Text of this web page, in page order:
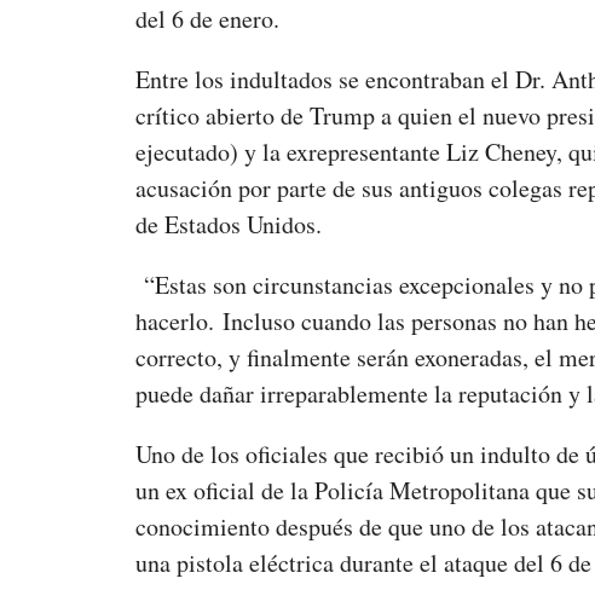
del 6 de enero.
Entre los indultados se encontraban el Dr.
crítico abierto de Trump a quien el nuevo
ejecutado) y la exrepresentante Liz Cheney,
acusación por parte de sus antiguos colegas
de Estados Unidos.
“Estas son circunstancias excepcionales y
hacerlo. Incluso cuando las personas no han
correcto, y finalmente serán exoneradas, el
puede dañar irreparablemente la reputación y
Uno de los oficiales que recibió un indulto
un ex oficial de la Policía Metropolitana que
conocimiento después de que uno de los
una pistola eléctrica durante el ataque del 6